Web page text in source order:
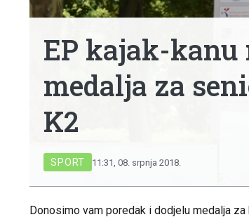
EP kajak-kanu
medalja za
K2
SPORT 11:31, 08. srpnja 2018.
Donosimo vam poredak i dodjelu medalja